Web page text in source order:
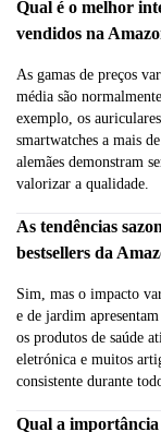
Qual é o melhor
vendidos na
As gamas de preços
média são
exemplo, os
smartwatches a mais
alemães demonstram
valorizar a qualidade.
As tendências
bestsellers da
Sim, mas o impacto
e de jardim
os produtos de saúde
eletrónica e muitos
consistente durante
Qual a